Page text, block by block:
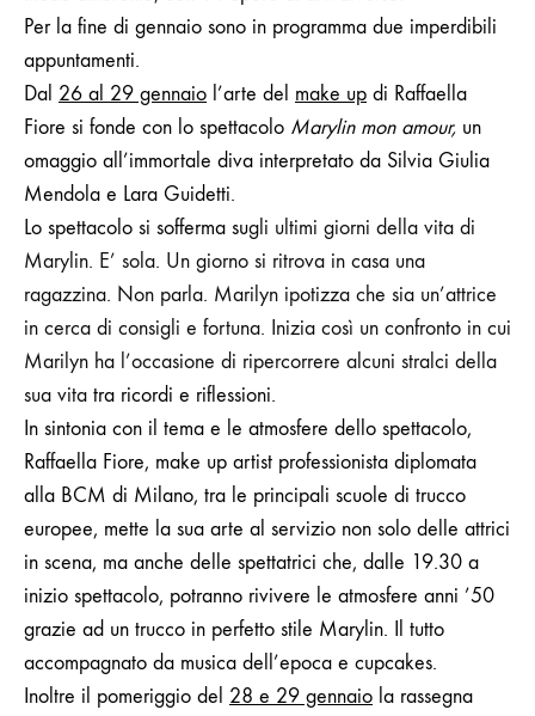
Per la fine di gennaio sono in programma due imperdibili
appuntamenti.
Dal 26 al 29 gennaio l’arte del make up di Raffaella
Fiore si fonde con lo spettacolo Marylin mon amour, un
omaggio all’immortale diva interpretato da Silvia Giulia
Mendola e Lara Guidetti.
Lo spettacolo si sofferma sugli ultimi giorni della vita di
Marylin. E’ sola. Un giorno si ritrova in casa una
ragazzina. Non parla. Marilyn ipotizza che sia un’attrice
in cerca di consigli e fortuna. Inizia così un confronto in cui
Marilyn ha l’occasione di ripercorrere alcuni stralci della
sua vita tra ricordi e riflessioni.
In sintonia con il tema e le atmosfere dello spettacolo,
Raffaella Fiore, make up artist professionista diplomata
alla BCM di Milano, tra le principali scuole di trucco
europee, mette la sua arte al servizio non solo delle attrici
in scena, ma anche delle spettatrici che, dalle 19.30 a
inizio spettacolo, potranno rivivere le atmosfere anni ’50
grazie ad un trucco in perfetto stile Marylin. Il tutto
accompagnato da musica dell’epoca e cupcakes.
Inoltre il pomeriggio del 28 e 29 gennaio la rassegna